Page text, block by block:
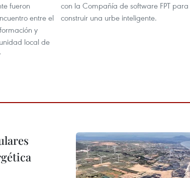
fueron
entre el
y
local de
con la Compañía de software FPT para
construir una urbe inteligente.